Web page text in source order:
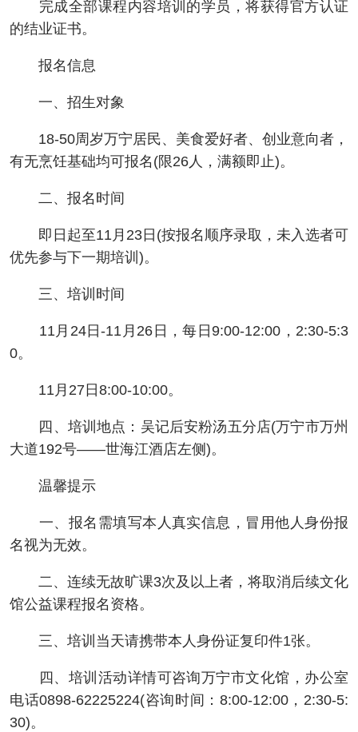
完成全部课程内容培训的学员，将获得官方认证
的结业证书。
报名信息
一、招生对象
18-50周岁万宁居民、美食爱好者、创业意向者，
有无烹饪基础均可报名(限26人，满额即止)。
二、报名时间
即日起至11月23日(按报名顺序录取，未入选者可
优先参与下一期培训)。
三、培训时间
11月24日-11月26日，每日9:00-12:00，2:30-5:3
0。
11月27日8:00-10:00。
四、培训地点：吴记后安粉汤五分店(万宁市万州
大道192号——世海江酒店左侧)。
温馨提示
一、报名需填写本人真实信息，冒用他人身份报
名视为无效。
二、连续无故旷课3次及以上者，将取消后续文化
馆公益课程报名资格。
三、培训当天请携带本人身份证复印件1张。
四、培训活动详情可咨询万宁市文化馆，办公室
电话0898-62225224(咨询时间：8:00-12:00，2:30-5:
30)。